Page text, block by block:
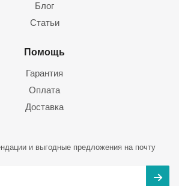
Блог
Статьи
Помощь
Гарантия
Оплата
Доставка
и выгодные предложения на почту